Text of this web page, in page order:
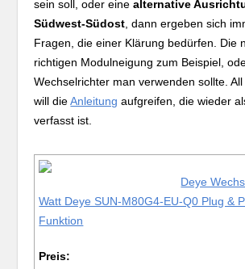
sein soll, oder einealternative
Südwest-Südost , dann ergeben sich
Fragen, die einer Klärung bedürfen. Die
richtigen Modulneigung zum Beispiel,
Wechselrichter man verwenden sollte.
will dieAnleitung aufgreifen, die wieder
verfasst ist.
Deye
Watt Deye SUN-M80G4-EU-Q0 Plug &
Funktion
Preis: